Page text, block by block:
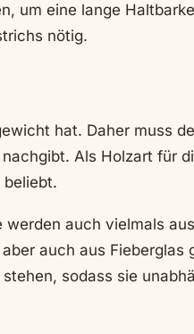
um eine lange
nötig.
hat. Daher muss
Als Holzart für
beliebt.
auch vielmals
auch aus Fieberglas
sodass sie